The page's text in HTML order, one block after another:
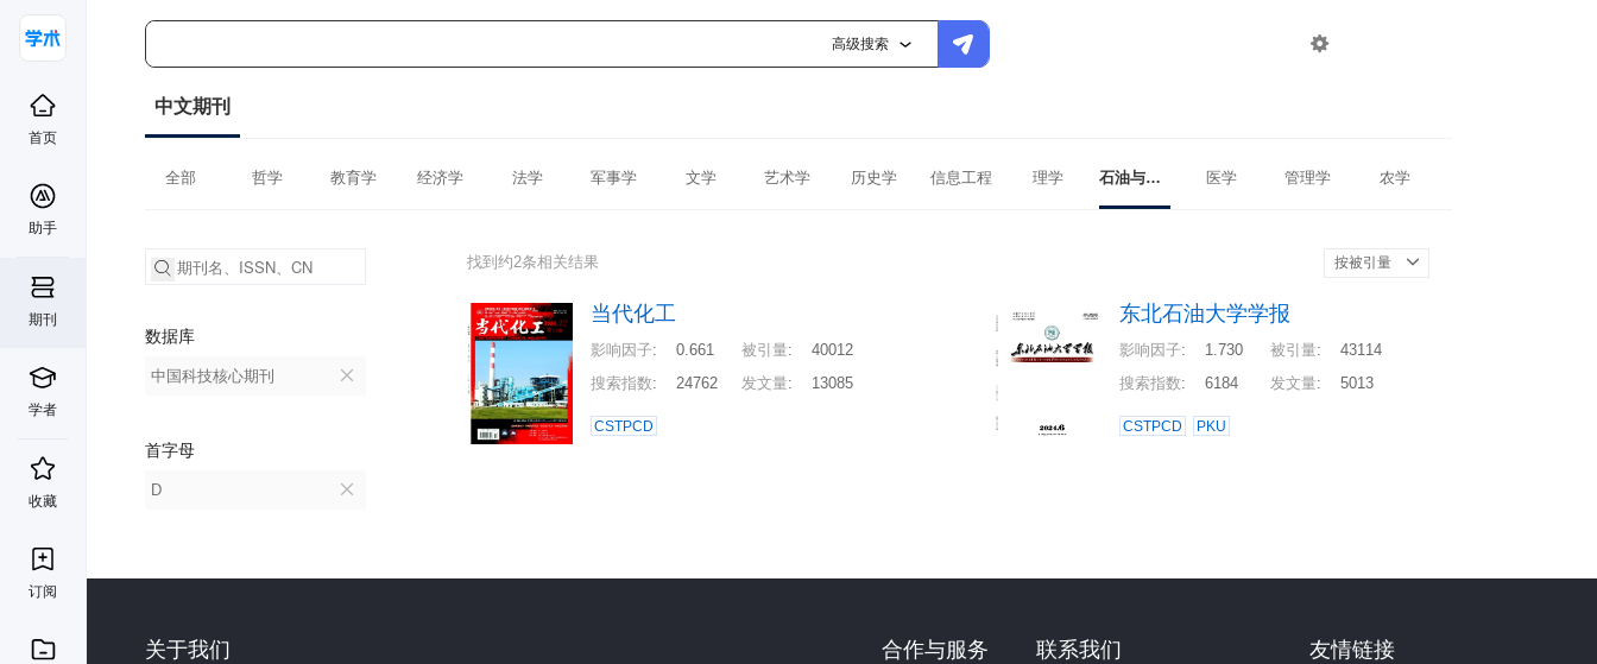
高级搜索 
首页
助手
期刊
学者
收藏
订阅
中文期刊
全部 哲学 教育学 经济学 法学 军事学 文学 艺术学 历史学 信息工程 理学 石油与天然气工程 医学 管理学 农学
数据库
中国科技核心期刊
首字母
D
找到约2条相关结果 按被引量
当代化工
影响因子: 0.661 被引量:
40012
搜索指数: 24762 发文量: 13085
CSTPCD
东北石油大学学报
影响因子: 1.730 被引量:
43114
搜索指数: 6184 发文量: 5013
CSTPCD PKU
关于我们 友情链接
联系我们
合作与服务